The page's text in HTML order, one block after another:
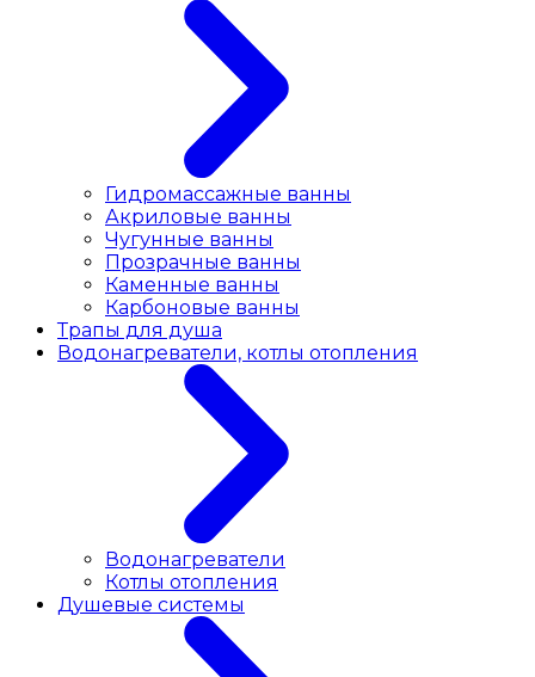
Гидромассажные ванны
Акриловые ванны
Чугунные ванны
Прозрачные ванны
Каменные ванны
Карбоновые ванны
Трапы для душа
Водонагреватели, котлы отопления
Водонагреватели
Котлы отопления
Душевые системы